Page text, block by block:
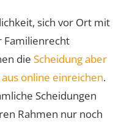
sich vor Ort mit
Familienrecht
die Scheidung aber
online einreichen.
Scheidungen
Rahmen nur noch